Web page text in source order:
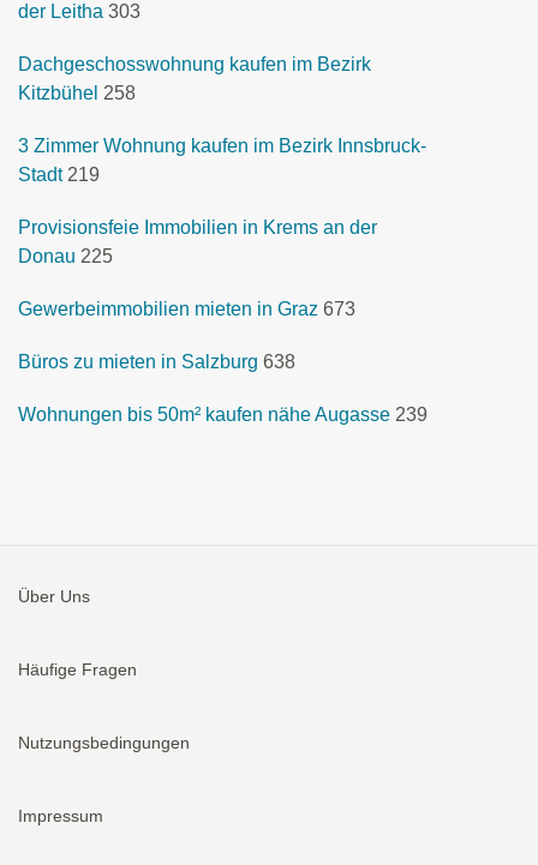
der Leitha 303
Dachgeschosswohnung kaufen im Bezirk
Kitzbühel 258
3 Zimmer Wohnung kaufen im Bezirk Innsbruck-
Stadt 219
Provisionsfeie Immobilien in Krems an der
Donau 225
Gewerbeimmobilien mieten in Graz 673
Büros zu mieten in Salzburg 638
Wohnungen bis 50m² kaufen nähe Augasse 239
Über Uns
Häufige Fragen
Nutzungsbedingungen
Impressum